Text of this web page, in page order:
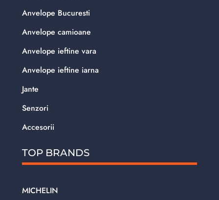
Anvelope Bucuresti
Anvelope camioane
Anvelope ieftine vara
Anvelope ieftine iarna
Jante
Senzori
Accesorii
TOP BRANDS
MICHELIN